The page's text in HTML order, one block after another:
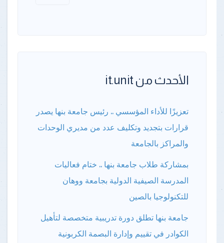
الأحدث من it.unit
تعزيزًا للأداء المؤسسي .. رئيس جامعة بنها يصدر
قرارات بتجديد وتكليف عدد من مديري الوحدات
والمراكز بالجامعة
بمشاركة طلاب جامعة بنها .. ختام فعاليات
المدرسة الصيفية الدولية بجامعة ووهان
للتكنولوجيا بالصين
جامعة بنها تطلق دورة تدريبية متخصصة لتأهيل
الكوادر في تقييم وإدارة البصمة الكربونية